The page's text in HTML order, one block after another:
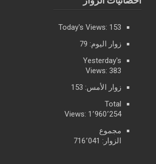
Today's Views: 153
زوار اليوم: 79
Yesterday's
Views:383
زوار الأمس: 153
Total
Views: 1٬960٬254
مجموع
الزوار: 716٬041